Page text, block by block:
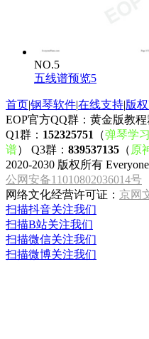
NO.5
五线谱预览5
首页|钢琴软件|在线支持|版
EOP官方QQ群：黄金版教程
Q1群： 152325751 （弹琴学习
谱） Q3群： 839537135 （ 原
2020-2030 版权所有
公网安备11010802036014号
网络文化经营许可证： 京网
扫描抖音关注我们
扫描B站关注我们
扫描微信关注我们
扫描微博关注我们